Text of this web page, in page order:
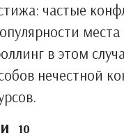
частые
места
в этом
нечестной
10